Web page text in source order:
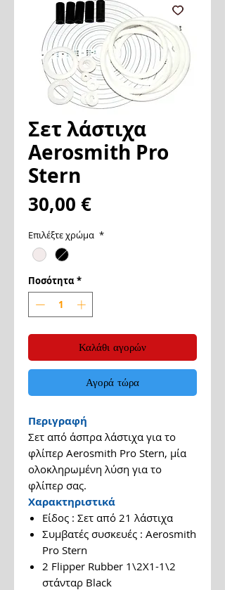
Σετ λάστιχα
Aerosmith Pro
Stern
30,00 €Τιμή
Επιλέξτε χρώμα *
Ποσότητα *
Καλάθι αγορών
Αγορά τώρα
Περιγραφή
Σετ από άσπρα λάστιχα για το
φλίπερ Aerosmith Pro Stern, μία
ολοκληρωμένη λύση για το
φλίπερ σας.
Χαρακτηριστικά
Είδος : Σετ από 21 λάστιχα
Συμβατές συσκευές : Aerosmith
Pro Stern
2 Flipper Rubber 1\2Χ1-1\2
στάνταρ Black